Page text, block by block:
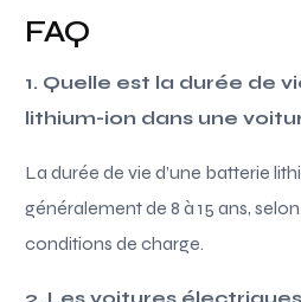
FAQ
1. Quelle est la durée de
lithium-ion dans une
La durée de vie d’une batterie
généralement de 8 à 15 ans,
conditions de charge.